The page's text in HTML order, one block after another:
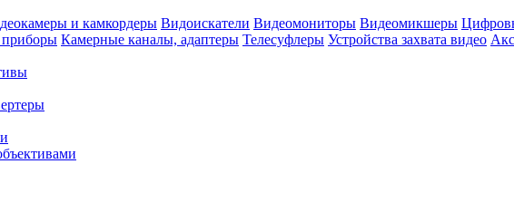
и камкордеры Видоискатели Видеомониторы Видеомикшеры
приборы Камерные каналы, адаптеры Телесуфлеры Устройства захвата видео